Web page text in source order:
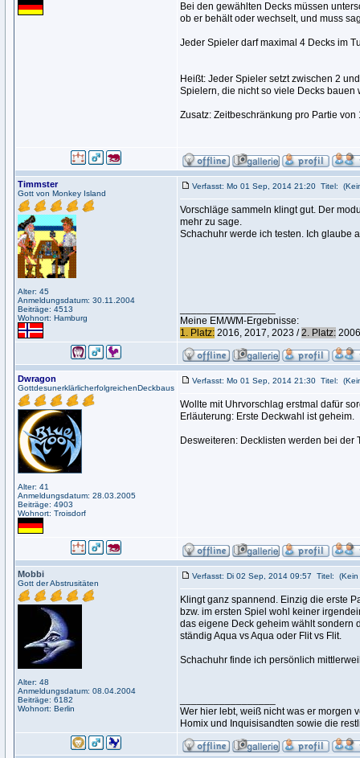
Bei den gewählten Decks müssen
ob er behält oder wechselt, und muss
Jeder Spieler darf maximal 4 Decks im
Heißt: Jeder Spieler setzt zwischen 2
Spielern, die nicht so viele Decks bauen
Zusatz: Zeitbeschränkung pro Partie
Timmster
Gott von Monkey Island
Alter: 45
Anmeldungsdatum: 30.11.2004
Beiträge: 4513
Wohnort: Hamburg
Verfasst: Mo 01 Sep, 2014 21:20 Titel:
Vorschläge sammeln klingt gut. Der
mehr zu sage.
Schachuhr werde ich testen. Ich glaube
Meine EM/WM-Ergebnisse:
1. Platz: 2016, 2017, 2023 /2. Platz:
Dwragon
GottdesunerklärlicherfolgreichenDeckbaus
Alter: 41
Anmeldungsdatum: 28.03.2005
Beiträge: 4903
Wohnort: Troisdorf
Verfasst: Mo 01 Sep, 2014 21:30 Titel:
Wollte mit Uhrvorschlag erstmal dafür
Erläuterung: Erste Deckwahl ist geheim.
Desweiteren: Decklisten werden bei
Mobbi
Gott der Abstrusitäten
Alter: 48
Anmeldungsdatum: 08.04.2004
Beiträge: 6182
Wohnort: Berlin
Verfasst: Di 02 Sep, 2014 09:57 Titel: (Kein
Klingt ganz spannend. Einzig die erste
bzw. im ersten Spiel wohl keiner
das eigene Deck geheim wählt sondern
ständig Aqua vs Aqua oder Flit vs Flit.
Schachuhr finde ich persönlich
Wer hier lebt, weiß nicht was er morgen
Homix und Inquisisandten sowie die